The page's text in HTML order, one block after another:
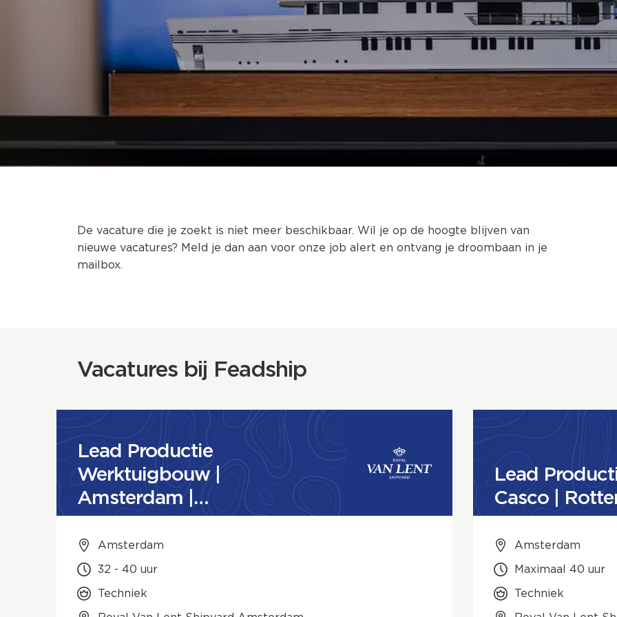
De vacature die je zoekt is niet meer beschikbaar. Wil je op de hoogte blijven van
nieuwe vacatures? Meld je dan aan voor onze job alert en ontvang je droombaan in je
mailbox.
Vacatures bij Feadship
Lead Productie
Werktuigbouw |
Amsterdam |
Rotterdam
Amsterdam
32 - 40 uur
Techniek
Lead
Casco |
Amsterdam
Maximaal 40 uur
Techniek